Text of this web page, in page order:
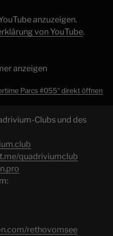
anzuzeigen.
von YouTube.
anzeigen
Parcs #055“ direkt öffnen
Clubs und des
quadriviumclub
rethovomsee